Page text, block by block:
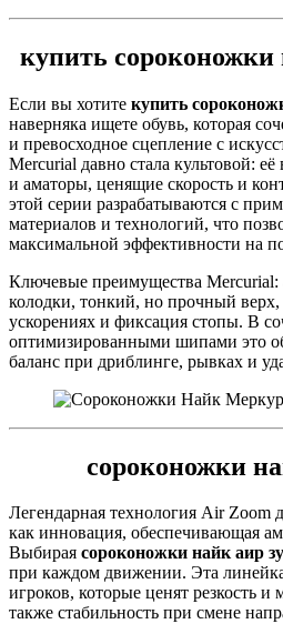
купить
Если вы хотите купить
наверняка ищете обувь, которая
и превосходное сцепление с
Mercurial давно стала культовой:
и аматоры, ценящие скорость и
этой серии разрабатываются с
материалов и технологий, что
максимальной эффективности на
Ключевые преимущества Mercurial:
колодки, тонкий, но прочный верх,
ускорениях и фиксация стопы. В
оптимизированными шипами это
баланс при дриблинге, рывках и
сороконожки
Легендарная технология Air Zoom
как инновация, обеспечивающая
Выбирая сороконожки найк аир
при каждом движении. Эта
игроков, которые ценят резкость
также стабильность при смене